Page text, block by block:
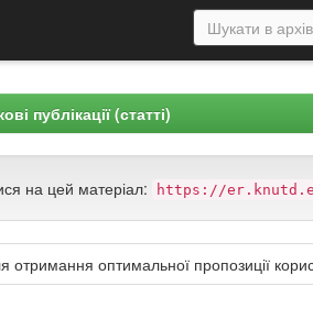
публікації (статті)
на цей матеріал: https://
оптимальної пропозиції